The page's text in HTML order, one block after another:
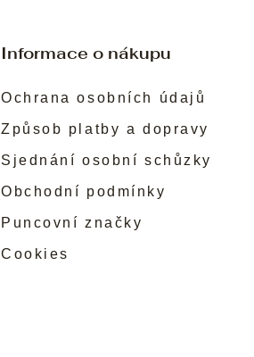
Informace o nákupu
Ochrana osobních údajů
Způsob platby a dopravy
Sjednání osobní schůzky
Obchodní podmínky
Puncovní značky
Cookies